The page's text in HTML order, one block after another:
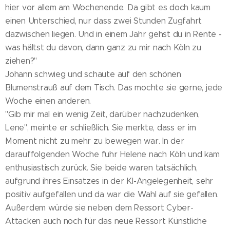
hier vor allem am Wochenende. Da gibt es doch kaum
einen Unterschied, nur dass zwei Stunden Zugfahrt
dazwischen liegen. Und in einem Jahr gehst du in Rente -
was hältst du davon, dann ganz zu mir nach Köln zu
ziehen?"
Johann schwieg und schaute auf den schönen
Blumenstrauß auf dem Tisch. Das mochte sie gerne, jede
Woche einen anderen.
"Gib mir mal ein wenig Zeit, darüber nachzudenken,
Lene", meinte er schließlich. Sie merkte, dass er im
Moment nicht zu mehr zu bewegen war. In der
darauffolgenden Woche fuhr Helene nach Köln und kam
enthusiastisch zurück. Sie beide waren tatsächlich,
aufgrund ihres Einsatzes in der KI-Angelegenheit, sehr
positiv aufgefallen und da war die Wahl auf sie gefallen.
Außerdem würde sie neben dem Ressort Cyber-
Attacken auch noch für das neue Ressort Künstliche